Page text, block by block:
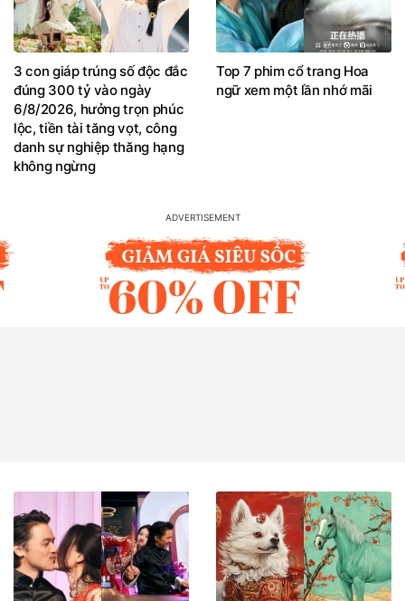
3 con giáp trúng số độc đắc
đúng 300 tỷ vào ngày
6/8/2026, hưởng trọn phúc
lộc, tiền tài tăng vọt, công
danh sự nghiệp thăng hạng
không ngừng
Top 7 phim cổ trang Hoa
ngữ xem một lần nhớ mãi